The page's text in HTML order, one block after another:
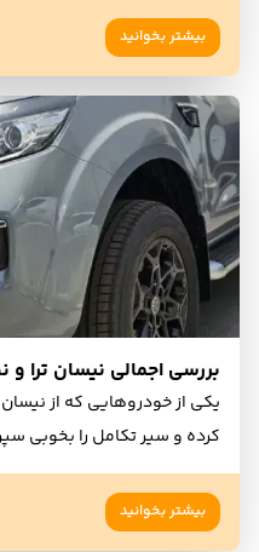
بیشتر بخوانید
بررسی اجمالی نیسان ترا و
یکی از خودروهایی که از
کرده و سیر تکامل را بخوبی
بیشتر بخوانید